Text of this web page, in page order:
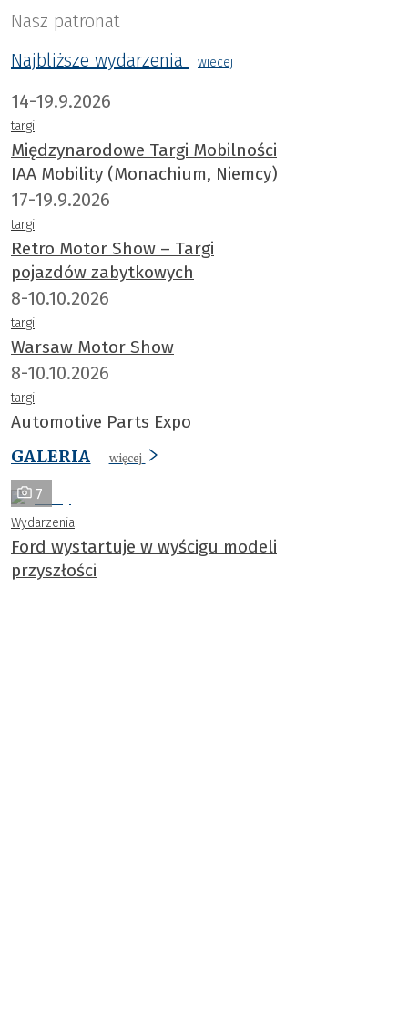
Nasz patronat
Najbliższe wydarzenia
wiecej
14-19.9.2026
targi
Międzynarodowe Targi Mobilności
IAA Mobility (Monachium, Niemcy)
17-19.9.2026
targi
Retro Motor Show – Targi
pojazdów zabytkowych
8-10.10.2026
targi
Warsaw Motor Show
8-10.10.2026
targi
Automotive Parts Expo
GALERIA
więcej
7
Wydarzenia
Ford wystartuje w wyścigu modeli
przyszłości